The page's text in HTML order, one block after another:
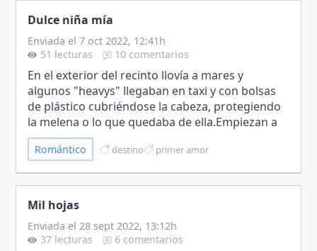
Dulce niña mía
Enviada el 7 oct 2022, 12:41h
51 lecturas
10 comentarios
En el exterior del recinto llovía a mares y
algunos "heavys" llegaban en taxi y con bolsas
de plástico cubriéndose la cabeza, protegiendo
la melena o lo que quedaba de ella.Empiezan a
escucharse algunos pitidos increpando a la
banda por la ho…
Romántico destino primer amor
Mil hojas
Enviada el 28 sept 2022, 13:12h
37 lecturas
6 comentarios